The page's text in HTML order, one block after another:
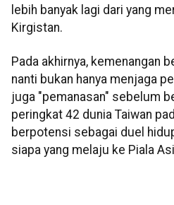
lebih banyak lagi dari yang
Kirgistan.
Pada akhirnya, kemenangan
nanti bukan hanya menjaga
juga "pemanasan" sebelum
peringkat 42 dunia Taiwan
berpotensi sebagai duel
siapa yang melaju ke Piala